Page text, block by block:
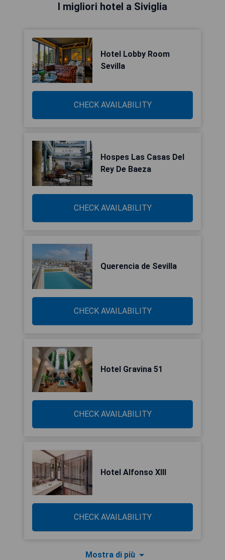
I migliori hotel a Siviglia
Hotel Lobby Room
Sevilla
CHECK AVAILABILITY
Hospes Las Casas Del
Rey De Baeza
CHECK AVAILABILITY
Querencia de Sevilla
CHECK AVAILABILITY
Hotel Gravina 51
CHECK AVAILABILITY
Hotel Alfonso XIII
CHECK AVAILABILITY
Mostra di più